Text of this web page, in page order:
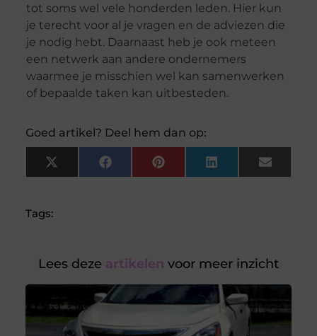
tot soms wel vele honderden leden. Hier kun
je terecht voor al je vragen en de adviezen die
je nodig hebt. Daarnaast heb je ook meteen
een netwerk aan andere ondernemers
waarmee je misschien wel kan samenwerken
of bepaalde taken kan uitbesteden.
Goed artikel? Deel hem dan op:
X
(Twitter)
FacebookPinterest LinkedIn Email
Tags:
Lees deze artikelen voor meer inzicht